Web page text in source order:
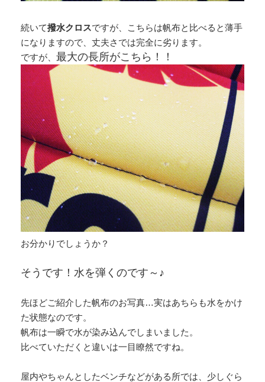
続いて撥水クロスですが、こちらは帆布と比べると薄手
になりますので、丈夫さでは完全に劣ります。
ですが、 最大の長所がこちら！！
お分かりでしょうか？
そうです！水を弾くのです～♪
先ほどご紹介した帆布のお写真…実はあちらも水をかけ
た状態なのです。
帆布は一瞬で水が染み込んでしまいました。
比べていただくと違いは一目瞭然ですね。
屋内やちゃんとしたベンチなどがある所では、少しぐら